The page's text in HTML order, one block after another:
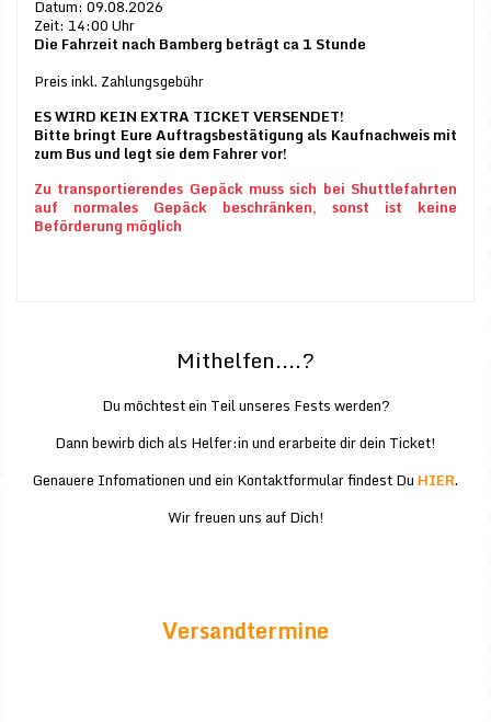
Datum: 09.08.2026
Zeit: 14:00 Uhr
Die Fahrzeit nach Bamberg beträgt ca 1 Stunde
Preis inkl. Zahlungsgebühr
ES WIRD KEIN EXTRA TICKET VERSENDET!
Bitte bringt Eure Auftragsbestätigung als Kaufnachweis mit
zum Bus und legt sie dem Fahrer vor!
Zu transportierendes Gepäck muss sich bei Shuttlefahrten
auf normales Gepäck beschränken, sonst ist keine
Beförderung möglich
Mithelfen....?
Du möchtest ein Teil unseres Fests werden?
Dann bewirb dich als Helfer:in und erarbeite dir dein Ticket!
Genauere Infomationen und ein Kontaktformular findest Du HIER.
Wir freuen uns auf Dich!
Versandtermine